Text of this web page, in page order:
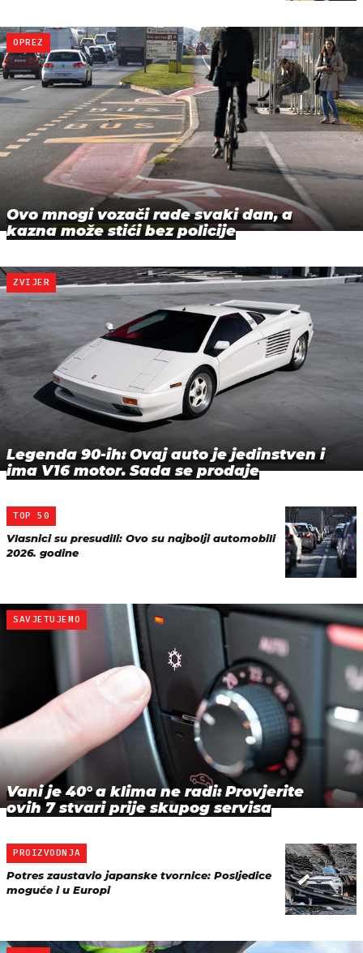
OPREZ
Ovo mnogi vozači rade svaki dan, a
kazna može stići bez policije
ZVIJER
Legenda 90-ih: Ovaj auto je jedinstven i
ima V16 motor. Sada se prodaje
TOP 50
Vlasnici su presudili: Ovo su najbolji automobili
2026. godine
SAVJETUJEMO
Vani je 40° a klima ne radi: Provjerite
ovih 7 stvari prije skupog servisa
PROIZVODNJA
Potres zaustavio japanske tvornice: Posljedice
moguće i u Europi